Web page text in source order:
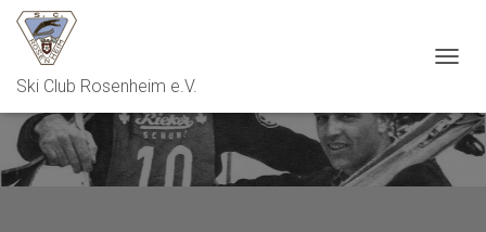
Ski Club Rosenheim e.V.
V
I
A